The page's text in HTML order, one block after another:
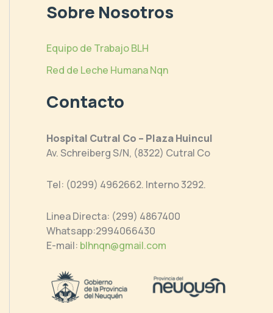
Sobre Nosotros
Equipo de Trabajo BLH
Red de Leche Humana Nqn
Contacto
Hospital Cutral Co – Plaza Huincul
Av. Schreiberg S/N, (8322) Cutral Co
Tel: (0299) 4962662. Interno 3292.
Linea Directa: (299) 4867400
Whatsapp:2994066430
E-mail: blhnqn@gmail.com